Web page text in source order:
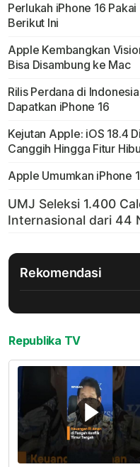
Perlukah iPhone 16 Pakai
Berikut Ini
Apple Kembangkan
Bisa Disambung ke Mac
Rilis Perdana di
Dapatkan iPhone 16
Kejutan Apple: iOS 18.4
Canggih Hingga Fitur
Apple Umumkan iPhone
Rekomendasi
Republika TV